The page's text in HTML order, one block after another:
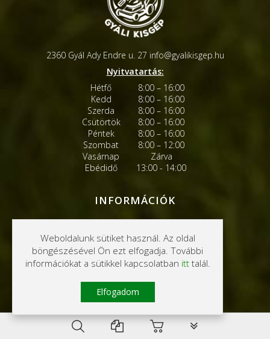
2360 Gyál Ady Endre u. 27 info@gyalikisgep.hu
Nyitvatartás:
Hétfő
8:00 – 16:00
Kedd
8:00 – 16:00
Szerda
8:00 – 16:00
Csütörtök
8:00 – 16:00
Péntek
8:00 – 16:00
Szombat
8:00 – 12:00
Vasárnap
Zárva
Ebédidő
13:00 - 14:00
INFORMÁCIÓK
Fizetési információk
Gyakori kérdések
Belépés
Weboldalunk sütiket használ. Az oldal
böngészésével Ön ezt elfogadja. További
információkat a sütikkel kapcsolatban itttalál.
Elfogadom